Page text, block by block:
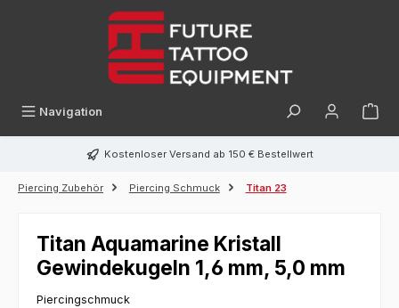
Navigation
Kostenloser Versand ab 150 € Bestellwert
Piercing Zubehör Piercing Schmuck Titan 23
Titan Aquamarine Kristall
Gewindekugeln 1,6 mm, 5,0 mm
Piercingschmuck